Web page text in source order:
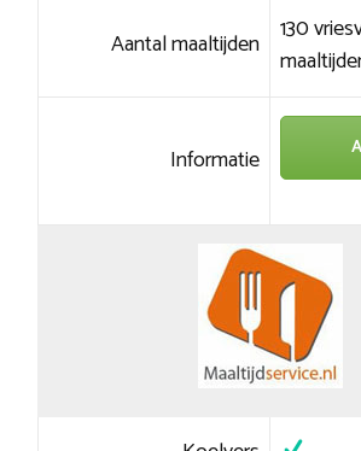
Aantal maaltijden 130
Informatie